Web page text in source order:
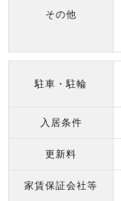
その他
駐車・駐輪
入居条件
更新料
家賃保証会社等